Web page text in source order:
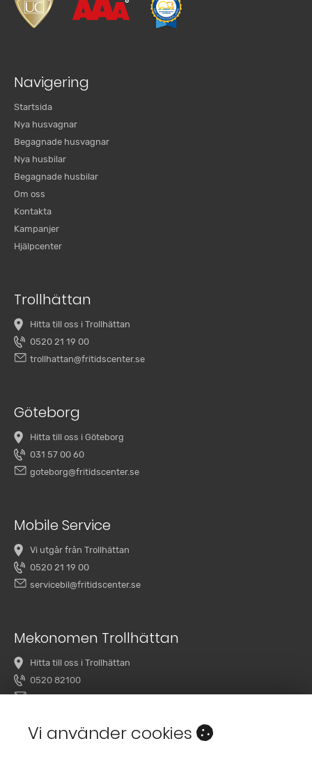
Navigering
Startsida
Nya husvagnar
Begagnade husvagnar
Nya husbilar
Begagnade husbilar
Om oss
Kontakta
Kampanjer
Hjälpcenter
Trollhättan
Hitta till oss i Trollhättan
0520 21 19 00
trollhattan@fritidscenter.se
Göteborg
Hitta till oss i Göteborg
031 57 00 60
goteborg@fritidscenter.se
Mobile Service
Vi utgår från Trollhättan
0520 21 19 00
servicebil@fritidscenter.se
Mekonomen Trollhättan
Hitta till oss i Trollhättan
0520 82100
overby@mekonomenbilverkstad.se
Vi använder cookies